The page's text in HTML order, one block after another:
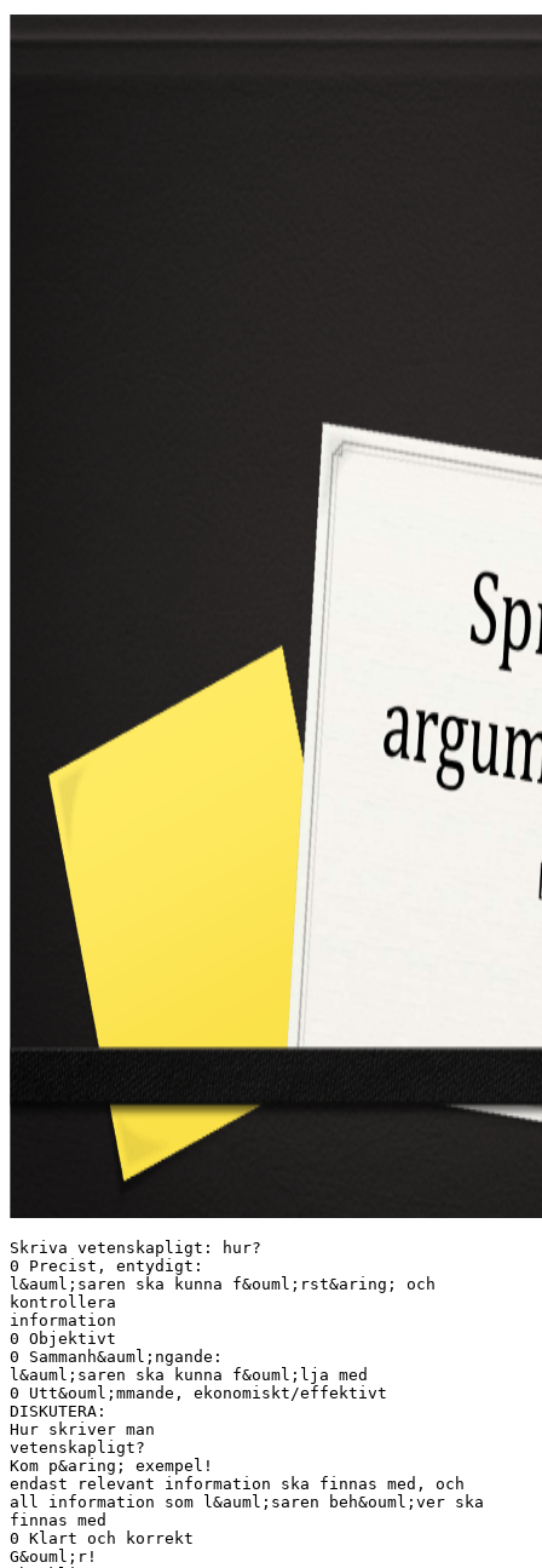
Skriva vetenskapligt: hur?
0 Precist, entydigt:
l&auml;saren ska kunna f&ouml;rst&aring; och
kontrollera
information
0 Objektivt
0 Sammanh&auml;ngande:
l&auml;saren ska kunna f&ouml;lja med
0 Utt&ouml;mmande, ekonomiskt/effektivt
DISKUTERA:
Hur skriver man
vetenskapligt?
Kom p&aring; exempel!
endast relevant information ska finnas med, och
all information som l&auml;saren beh&ouml;ver ska
finnas med
0 Klart och korrekt
G&ouml;r!